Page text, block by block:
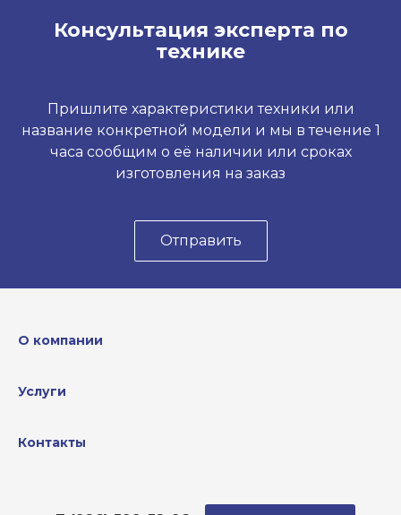
Консультация эксперта по
технике
Пришлите характеристики техники или
название конкретной модели и мы в течение 1
часа сообщим о её наличии или сроках
изготовления на заказ
Отправить
О компании
Услуги
Контакты